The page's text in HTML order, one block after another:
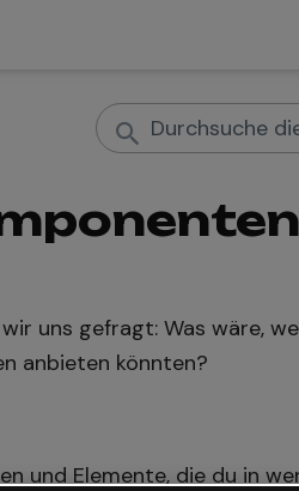
uns gefragt: Was wäre,
anbieten könnten?
und Elemente, die du in